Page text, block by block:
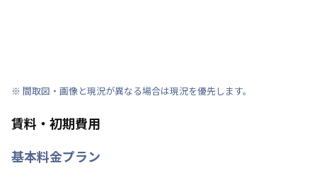
※ 間取図・画像と現況が異なる場合は現況を優先します。
賃料・初期費用
基本料金プラン